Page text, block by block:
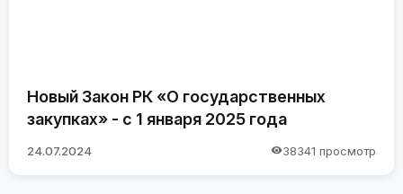
Новый Закон РК «О государственных
закупках» - с 1 января 2025 года
24.07.2024 38341 просмотр